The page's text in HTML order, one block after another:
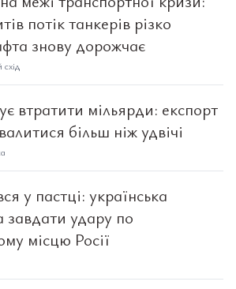
потік танкерів різко
знову дорожчає
втратити мільярди: експорт
більш ніж удвічі
у пастці: українська
завдати удару по
місцю Росії